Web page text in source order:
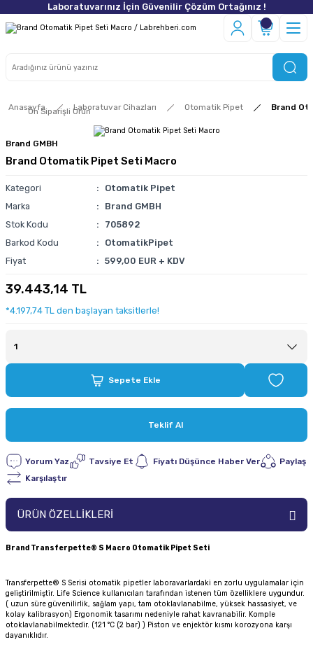
Laboratuvarınız İçin Güvenilir Çözüm Ortağınız !
Anasayfa Laboratuvar Cihazları Otomatik Pipet Brand
Ön Siparişli Ürün
Brand GMBH
Brand Otomatik Pipet Seti Macro
Kategori
Otomatik Pipet
Marka
Brand GMBH
Stok Kodu
705892
Barkod Kodu
OtomatikPipet
Fiyat
599,00 EUR + KDV
39.443,14 TL
*4.197,74 TL den başlayan taksitlerle!
Sepete Ekle
Teklif Al
Yorum Yaz Tavsiye Et Fiyatı Düşünce Haber Ver
Paylaş
Karşılaştır
ÜRÜN ÖZELLİKLERİ
Brand Transferpette® S Macro Otomatik Pipet Seti
Transferpette® S Serisi otomatik pipetler laboravarlardaki en zorlu uygulamalar için
geliştirilmiştir. Life Science kullanıcıları tarafından istenen tüm özelliklere uygundur.
( uzun süre güvenilirlik, sağlam yapı, tam otoklavlanabilme, yüksek hassasiyet, ve
kolay kalibrasyon) Ergonomik tasarımı nedeniyle rahat kavranabilir. Komple
otoklavlanabilmektedir. (121 °C (2 bar) ) Piston ve enjektör kısmı korozyona karşı
dayanıklıdır.